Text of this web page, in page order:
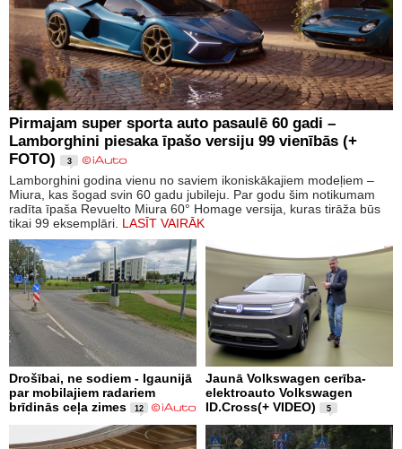
Pirmajam super sporta auto pasaulē 60 gadi –
Lamborghini piesaka īpašo versiju 99 vienībās (+
FOTO)
3
Lamborghini godina vienu no saviem ikoniskākajiem modeļiem –
Miura, kas šogad svin 60 gadu jubileju. Par godu šim notikumam
radīta īpaša Revuelto Miura 60° Homage versija, kuras tirāža būs
tikai 99 eksemplāri. LASĪT VAIRĀK
Drošībai, ne sodiem - Igaunijā
par mobilajiem radariem
brīdinās ceļa zimes
12
Jaunā Volkswagen cerība-
elektroauto Volkswagen
ID.Cross(+ VIDEO)
5